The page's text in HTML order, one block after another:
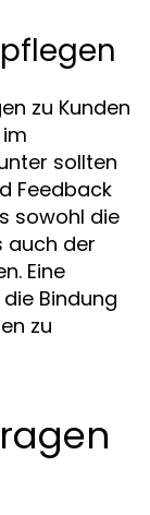
zu Kunden
sollten
Feedback
sowohl die
auch der
Eine
Bindung
zu